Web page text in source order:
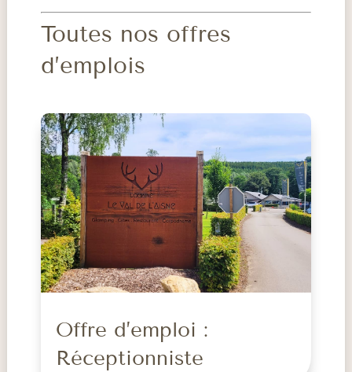
Toutes nos offres
d’emplois
Offre d’emploi :
Réceptionniste